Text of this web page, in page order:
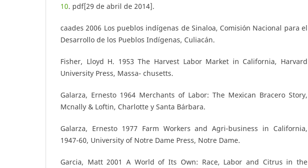
10. pdf[29 de abril de 2014].
caades 2006 Los pueblos indígenas de Sinaloa, Comisión Nacional para el
Desarrollo de los Pueblos Indígenas, Culiacán.
Fisher, Lloyd H. 1953 The Harvest Labor Market in California, Harvard
University Press, Massa- chusetts.
Galarza, Ernesto 1964 Merchants of Labor: The Mexican Bracero Story,
Mcnally & Loftin, Charlotte y Santa Bárbara.
Galarza, Ernesto 1977 Farm Workers and Agri-business in California,
1947-60, University of Notre Dame Press, Notre Dame.
Garcia, Matt 2001 A World of Its Own: Race, Labor and Citrus in the